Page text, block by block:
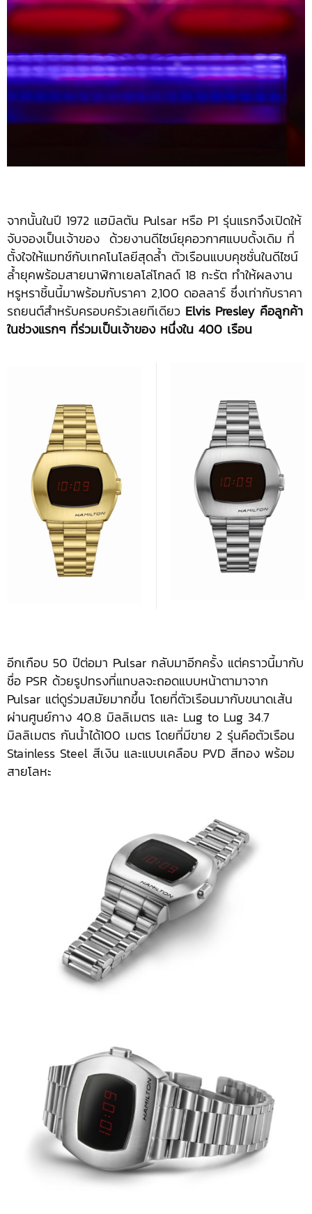
จากนั้นในปี 1972 แฮมิลตัน Pulsar หรือ P1 รุ่นแรกจึงเปิดให้
จับจองเป็นเจ้าของ ด้วยงานดีไซน์ยุคอวกาศแบบดั้งเดิม ที่
ตั้งใจให้แมทช์กับเทคโนโลยีสุดล้ำ ตัวเรือนแบบคุชชั่นในดีไซน์
ล้ำยุคพร้อมสายนาฬิกาเยลโล่โกลด์ 18 กะรัต ทำให้ผลงาน
หรูหราชิ้นนี้มาพร้อมกับราคา 2,100 ดอลลาร์ ซึ่งเท่ากับราคา
รถยนต์สำหรับครอบครัวเลยทีเดียว Elvis Presley คือลูกค้า
ในช่วงแรกๆ ที่ร่วมเป็นเจ้าของ หนึ่งใน 400 เรือน
อีกเกือบ 50 ปีต่อมา Pulsar กลับมาอีกครั้ง แต่คราวนี้มากับ
ชื่อ PSR ด้วยรูปทรงที่แทบลจะถอดแบบหน้าตามาจาก
Pulsar แต่ดูร่วมสมัยมากขึ้น โดยที่ตัวเรือนมากับขนาดเส้น
ผ่านศูนย์กาง 40.8 มิลลิเมตร และ Lug to Lug 34.7
มิลลิเมตร กันน้ำได้100 เมตร โดยที่มีขาย 2 รุ่นคือตัวเรือน
Stainless Steel สีเงิน และแบบเคลือบ PVD สีทอง พร้อม
สายโลหะ